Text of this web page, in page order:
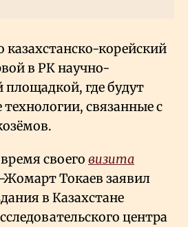
казахстанско-корейский
в РК научно-
площадкой, где будут
связанные с
своего визита
Токаев заявил
в Казахстане
центра